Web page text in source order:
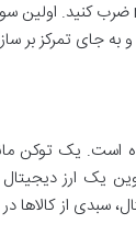
جای تمرکز بر
است. یک توکن
یک ارز
سبدی از